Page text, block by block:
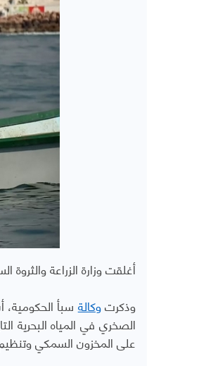
أغلقت وزارة الزراعة
وذكرتوكالة سبأ الحكومية،
الصخري في المياه البحرية
على المخزون السمكي وتنظيم